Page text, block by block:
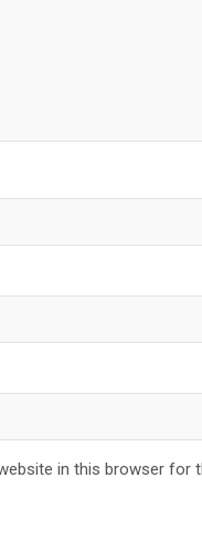
in this browser for